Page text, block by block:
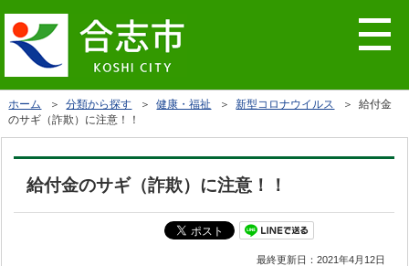
ホーム ＞分類から探す ＞健康・福祉 ＞新型コロナウイルス
＞ 給付金
のサギ（詐欺）に注意！！
給付金のサギ（詐欺）に注意！！
最終更新日：2021年4月12日